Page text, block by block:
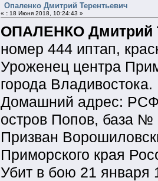
Опаленко Дмитрий Терентьевич
« :18 Июня 2018, 10:24:43 »
ОПАЛЕНКО Дмитрий
номер 444 иптап,
Уроженец центра
города Владивостока.
Домашний адрес:
остров Попов, база №
Призван
Приморского края
Убит в бою 21 января